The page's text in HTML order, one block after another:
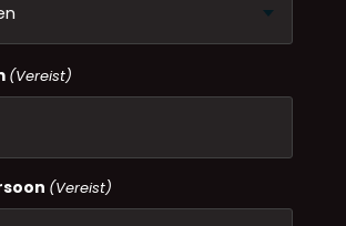
(Vereist)
(Vereist)